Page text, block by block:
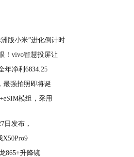
版小米”进化倒计时
！vivo智慧投屏让
年净利6834.25
最强拍照即将诞
模组，采用
日发布，
X50Pro9
865+升降镜